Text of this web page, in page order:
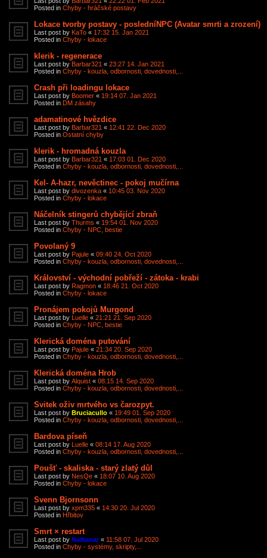
Posted in Chyby - hráčské postavy
Lokace tvorby postavy - posledníNPC (Avatar smrti a zrození)
Last post by KaTo « 17:32 15. Jan 2021
Posted in Chyby - lokace
klerik - regenerace
Last post by Barbar321 « 23:27 14. Jan 2021
Posted in Chyby - kouzla, odbornosti, dovednosti,...
Crash při loadingu lokace
Last post by Boomer « 19:14 07. Jan 2021
Posted in DM zásahy
adamatinové hvězdice
Last post by Barbar321 « 12:41 22. Dec 2020
Posted in Ostatní chyby
klerik - hromadná kouzla
Last post by Barbar321 « 17:03 01. Dec 2020
Posted in Chyby - kouzla, odbornosti, dovednosti,...
Kel- A-hazr, nevěctinec - pokoj mučírna
Last post by divozenka « 10:45 03. Nov 2020
Posted in Chyby - lokace
Náčelník stingerů chybějící zbraň
Last post by Thurms « 19:54 01. Nov 2020
Posted in Chyby - NPC, bestie
Povolaný 9
Last post by Pajule « 09:40 24. Oct 2020
Posted in Chyby - kouzla, odbornosti, dovednosti,...
Království - východní pobřeží - zátoka - krabi
Last post by Ragmon « 18:46 21. Oct 2020
Posted in Chyby - lokace
Pronájem pokojů Murgond
Last post by Luelle « 21:21 21. Sep 2020
Posted in Chyby - NPC, bestie
Klerická doména putování
Last post by Pajule « 21:34 20. Sep 2020
Posted in Chyby - kouzla, odbornosti, dovednosti,...
Klerická doména Hrob
Last post by Alquist « 08:15 14. Sep 2020
Posted in Chyby - kouzla, odbornosti, dovednosti,...
Svitek oživ mrtvého vs čarozpyt.
Last post by Bruciacullo « 19:49 01. Sep 2020
Posted in Chyby - kouzla, odbornosti, dovednosti,...
Bardova píseň
Last post by Luelle « 08:14 17. Aug 2020
Posted in Chyby - kouzla, odbornosti, dovednosti,...
Poušť - skaliska - starý zlatý důl
Last post by NesQe « 18:07 10. Aug 2020
Posted in Chyby - lokace
Svenn Bjornsonn
Last post by xpm335 « 14:30 20. Jul 2020
Posted in Hřbitov
Smrt × restart
Last post by Nalkanar« 11:58 07. Jul 2020
Posted in Chyby - systémy, skripty,...